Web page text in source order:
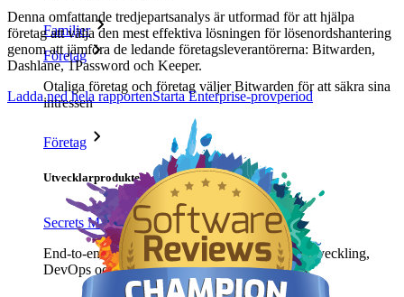
Familjer
Företag
Otaliga företag och företag väljer Bitwarden för att säkra sina
intressen
Företag
Utvecklarprodukter
Secrets Manager
End-to-end krypterad hemlighetshantering för utveckling,
DevOps och IT-team.
Denna omfattande tredjepartsanalys är utformad för att hjälpa
företag att välja den mest effektiva lösningen för lösenordshantering
genom att jämföra de ledande företagsleverantörerna: Bitwarden,
Dashlane, 1Password och Keeper.
Ladda ned hela rapportenStarta Enterprise-provperiod